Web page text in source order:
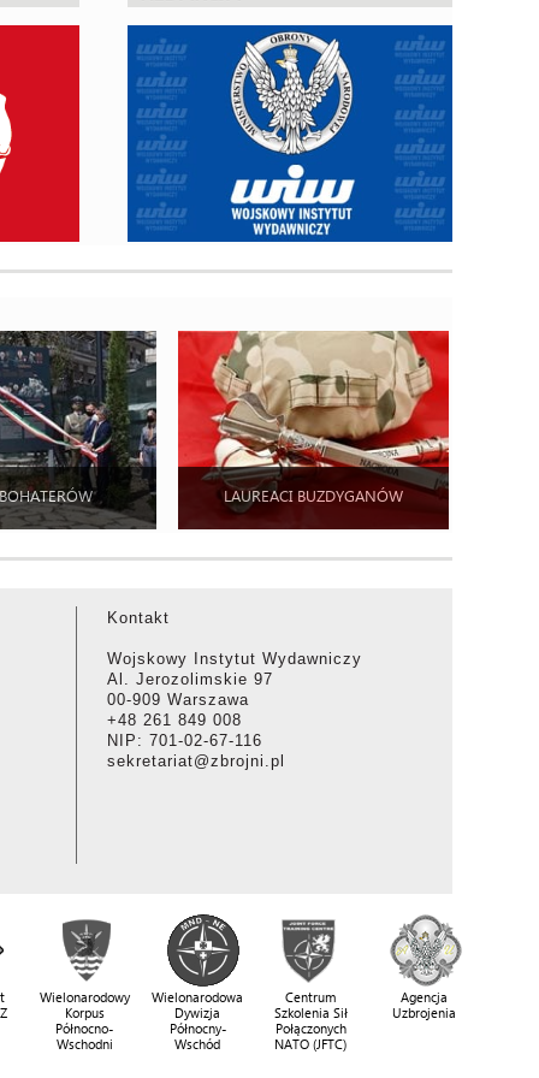
LAUREACI BUZDYGANÓW
Kontakt
Wojskowy Instytut Wydawniczy
Al. Jerozolimskie 97
00-909 Warszawa
+48 261 849 008
NIP: 701-02-67-116
sekretariat@zbrojni.pl
Wielonarodowy
Korpus
Północno-
Wschodni
Wielonarodowa
Dywizja
Północny-
Wschód
Centrum
Szkolenia Sił
Połączonych
NATO (JFTC)
Agencja
Uzbrojenia